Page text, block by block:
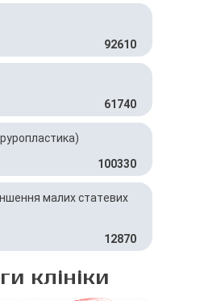
92610
61740
100330
малих статевих
12870
клініки